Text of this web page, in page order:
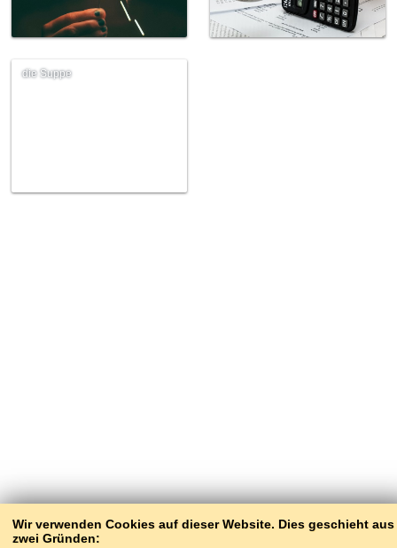
Wir verwenden Cookies auf dieser Website. Dies geschieht aus
zwei Gründen:
die Suppe